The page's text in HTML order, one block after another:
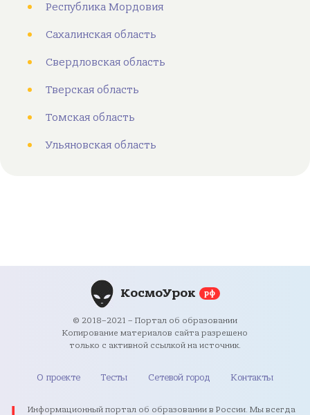
Республика Мордовия
Сахалинская область
Свердловская область
Тверская область
Томская область
Ульяновская область
КосмоУрок рф
© 2018–2021 – Портал об образовании
Копирование материалов сайта разрешено
только с активной ссылкой на источник.
О проекте Тесты Сетевой город Контакты
Информационный портал об образовании в России. Мы всегда